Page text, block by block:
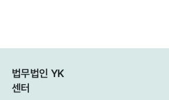
법무법인 YK
센터